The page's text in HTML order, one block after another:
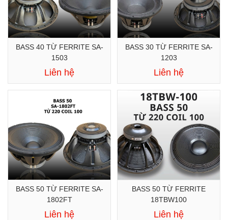
BASS 40 TỪ FERRITE SA-
1503
Liên hệ
BASS 30 TỪ FERRITE SA-
1203
Liên hệ
BASS 50 TỪ FERRITE SA-
1802FT
Liên hệ
BASS 50 TỪ FERRITE
18TBW100
Liên hệ